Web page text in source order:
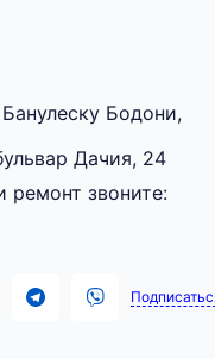
Бодони,
Дачия, 24
ремонт звоните: